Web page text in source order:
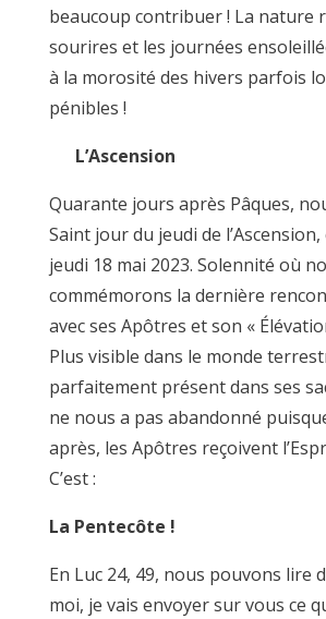
beaucoup contribuer ! La nature
sourires et les journées
à la morosité des hivers parfois
pénibles !
L’Ascension
Quarante jours après Pâques,
Saint jour du jeudi de
jeudi 18 mai 2023. Solennité où
commémorons la dernière
avec ses Apôtres et son «
Plus visible dans le monde
parfaitement présent dans ses
ne nous a pas abandonné
après, les Apôtres reçoivent
C’est :
La Pentecôte !
En Luc 24, 49, nous pouvons lire
moi, je vais envoyer sur vous ce